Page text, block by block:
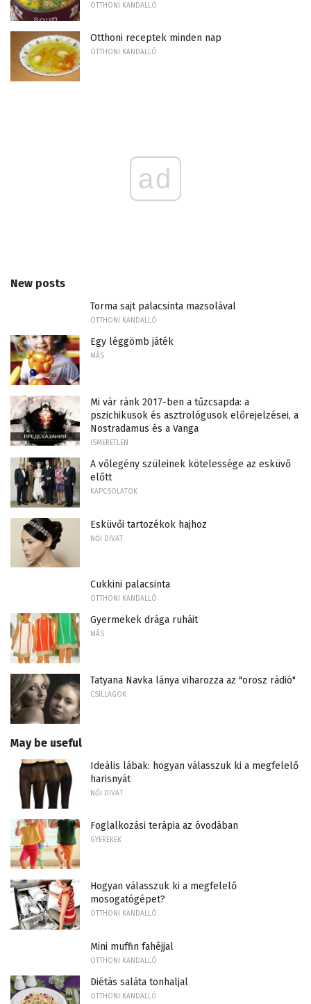
OTTHONI KANDALLÓ
Otthoni receptek minden nap
OTTHONI KANDALLÓ
ad
New posts
Torma sajt palacsinta mazsolával
OTTHONI KANDALLÓ
Egy léggömb játék
MÁS
Mi vár ránk 2017-ben a tűzcsapda: a
pszichikusok és asztrológusok előrejelzései, a
Nostradamus és a Vanga
ISMERETLEN
A vőlegény szüleinek kötelessége az esküvő
előtt
KAPCSOLATOK
Esküvői tartozékok hajhoz
NŐI DIVAT
Cukkini palacsinta
OTTHONI KANDALLÓ
Gyermekek drága ruháit
MÁS
Tatyana Navka lánya viharozza az "orosz rádió"
CSILLAGOK
May be useful
Ideális lábak: hogyan válasszuk ki a megfelelő
harisnyát
NŐI DIVAT
Foglalkozási terápia az óvodában
GYEREKEK
Hogyan válasszuk ki a megfelelő
mosogatógépet?
OTTHONI KANDALLÓ
Mini muffin fahéjjal
OTTHONI KANDALLÓ
Diétás saláta tonhaljal
OTTHONI KANDALLÓ